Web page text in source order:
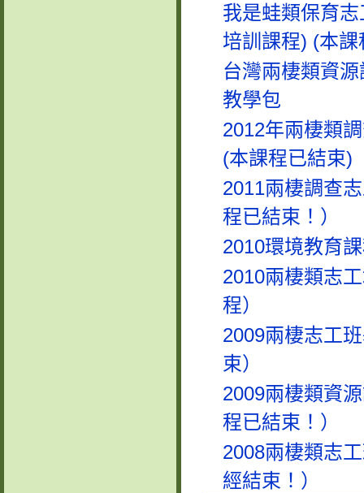
我是蛙類保育
培訓課程) (本
台灣兩棲類資
教學包
2012年兩棲類
(本課程已結束)
2011兩棲調查
程已結束！）
2010環境教育
2010兩棲類志
程）
2009兩棲志工
束）
2009兩棲類資
程已結束！）
2008兩棲類志
經結束！）